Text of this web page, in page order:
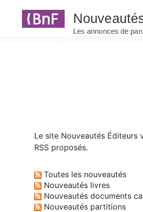
Le site Nouveautés Éditeurs
RSS proposés.
Toutes les nouveautés
Nouveautés livres
Nouveautés documents
Nouveautés partitions